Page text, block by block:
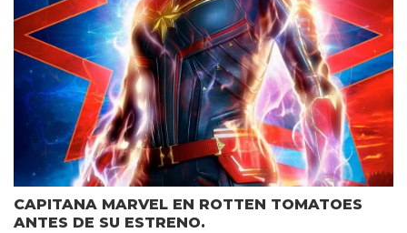
CAPITANA MARVEL EN ROTTEN TOMATOES
ANTES DE SU ESTRENO.